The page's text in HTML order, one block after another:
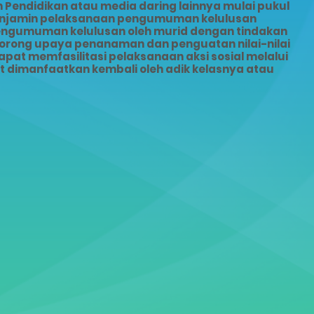
atau media daring lainnya mulai pukul
pelaksanaan pengumuman kelulusan
kelulusan oleh murid dengan tindakan
upaya penanaman dan penguatan nilai-nilai
memfasilitasi pelaksanaan aksi sosial melalui
kembali oleh adik kelasnya atau